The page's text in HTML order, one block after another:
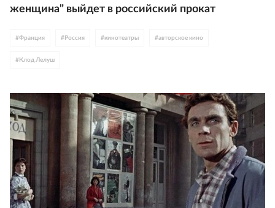
женщина" выйдет в российский прокат
#Франция # Россия #кинотеатры #авторское кино
# Клод Лелуш